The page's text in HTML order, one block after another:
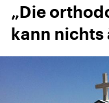
„Die
kann nichts